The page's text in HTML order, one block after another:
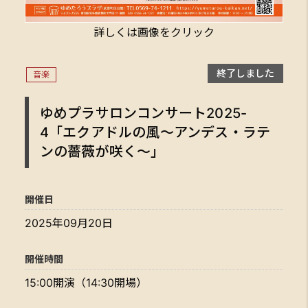
詳しくは画像をクリック
音楽 終了しました
ゆめプラサロンコンサート2025-
4「エクアドルの風～アンデス・ラテ
ンの薔薇が咲く～」
開催日
2025年09月20日
開催時間
15:00開演（14:30開場）